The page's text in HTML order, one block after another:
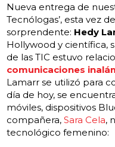
Nueva entrega de
Tecnólogas’, esta vez
sorprendente: Hedy
Hollywood y científica,
de las TIC estuvo
comunicaciones
Lamarr se utilizó para
día de hoy, se
móviles, dispositivos
compañera,Sara Cela,
tecnológico femenino: